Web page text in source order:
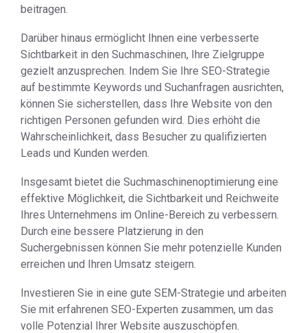
beitragen.
Darüber hinaus ermöglicht Ihnen eine verbesserte
Sichtbarkeit in den Suchmaschinen, Ihre Zielgruppe
gezielt anzusprechen. Indem Sie Ihre SEO-Strategie
auf bestimmte Keywords und Suchanfragen ausrichten,
können Sie sicherstellen, dass Ihre Website von den
richtigen Personen gefunden wird. Dies erhöht die
Wahrscheinlichkeit, dass Besucher zu qualifizierten
Leads und Kunden werden.
Insgesamt bietet die Suchmaschinenoptimierung eine
effektive Möglichkeit, die Sichtbarkeit und Reichweite
Ihres Unternehmens im Online-Bereich zu verbessern.
Durch eine bessere Platzierung in den
Suchergebnissen können Sie mehr potenzielle Kunden
erreichen und Ihren Umsatz steigern.
Investieren Sie in eine gute SEM-Strategie und arbeiten
Sie mit erfahrenen SEO-Experten zusammen, um das
volle Potenzial Ihrer Website auszuschöpfen.